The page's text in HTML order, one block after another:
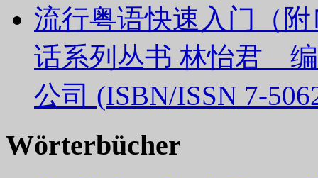
流行粤语快速入门（
话系列丛书 林怡君
公司 (ISBN/ISSN 7-
Wörterbücher